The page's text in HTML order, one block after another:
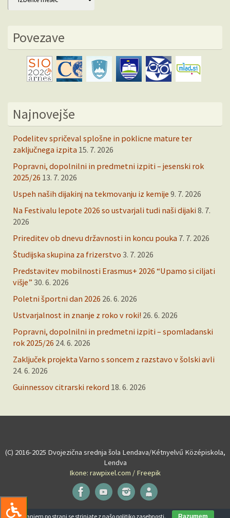
Povezave
Najnovejše
Podelitev spričeval splošne in poklicne mature ter
zaključnega izpita 15. 7. 2026
Popravni, dopolnilni in predmetni izpiti – jesenski rok
2025/26 13. 7. 2026
Uspeh naših dijakinj na tekmovanju iz kemije 9. 7. 2026
Na Festivalu lepote 2026 so ustvarjali tudi naši dijaki 8. 7.
2026
Prireditev ob dnevu državnosti in koncu pouka 7. 7. 2026
Študijska skupina za frizerstvo 3. 7. 2026
Predstavitev mobilnosti Erasmus+ 2026 “Upamo si ciljati
višje” 30. 6. 2026
Poletni športni dan 2026 26. 6. 2026
Ustvarjalnost in znanje z roko v roki! 26. 6. 2026
Popravni, dopolnilni in predmetni izpiti – spomladanski
rok 2025/26 24. 6. 2026
Zaključek projekta Varno s soncem z razstavo v šolski avli
24. 6. 2026
Guinnessov citrarski rekord 18. 6. 2026
(C) 2016-2025 Dvojezična srednja šola Lendava/Kétnyelvű Középiskola,
Lendva
Ikone: rawpixel.com / Freepik
Powered byTempera&WordPress.
Z brskanjem po strani se strinjate z našo politiko zasebnosti. Razumem